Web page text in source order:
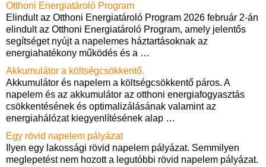
Otthoni Energiatároló Program
Elindult az Otthoni Energiatároló Program 2026 február 2-án
elindult az Otthoni Energiatároló Program, amely jelentős
segítséget nyújt a napelemes háztartásoknak az
energiahatékony működés és a …
Akkumulátor a költségcsökkentő.
Akkumulátor és napelem a költségcsökkentő páros. A
napelem és az akkumulátor az otthoni energiafogyasztás
csökkentésének és optimalizálásának valamint az
energiahálózat kiegyenlítésének alap …
Egy rövid napelem pályázat
Ilyen egy lakossági rövid napelem pályázat. Semmilyen
meglepetést nem hozott a legutóbbi rövid napelem pályázat.